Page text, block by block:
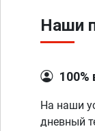
Наши
100%
На наши
дневный